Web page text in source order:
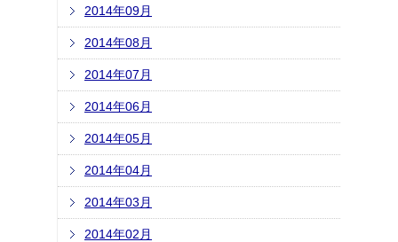
2014年09月
2014年08月
2014年07月
2014年06月
2014年05月
2014年04月
2014年03月
2014年02月